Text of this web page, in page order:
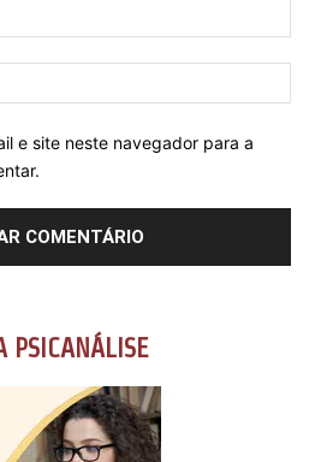
e site neste navegador para a
PSICANÁLISE